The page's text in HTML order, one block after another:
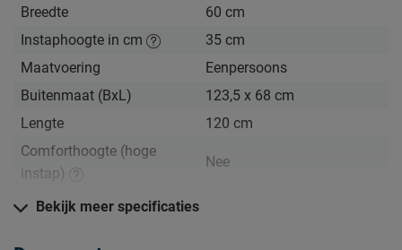
Breedte
60 cm
Instaphoogte in cm
35 cm
Maatvoering
Eenpersoons
Buitenmaat (BxL)
123,5 x 68 cm
Lengte
120 cm
Comforthoogte (hoge
instap)
Nee
Hoogte hoofdbord
Bekijk meer specificaties